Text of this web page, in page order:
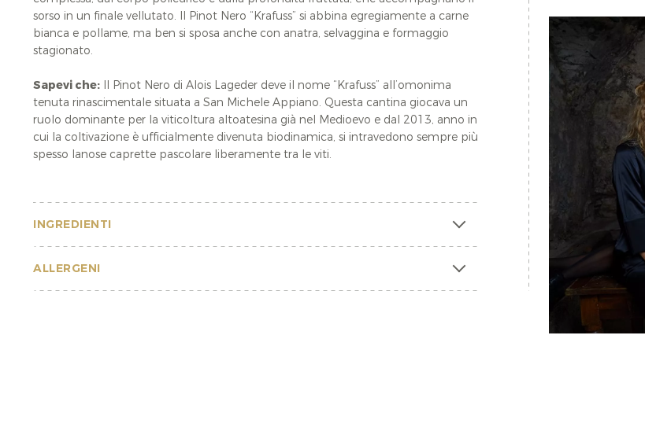
sorso in un finale vellutato. Il Pinot Nero “Krafuss” si abbina egregiamente a carne
bianca e pollame, ma ben si sposa anche con anatra, selvaggina e formaggio
stagionato.
Sapevi che: Il Pinot Nero di Alois Lageder deve il nome “Krafuss” all’omonima
tenuta rinascimentale situata a San Michele Appiano. Questa cantina giocava un
ruolo dominante per la viticoltura altoatesina già nel Medioevo e dal 2013, anno in
cui la coltivazione è ufficialmente divenuta biodinamica, si intravedono sempre più
spesso lanose caprette pascolare liberamente tra le viti.
INGREDIENTI
ALLERGENI